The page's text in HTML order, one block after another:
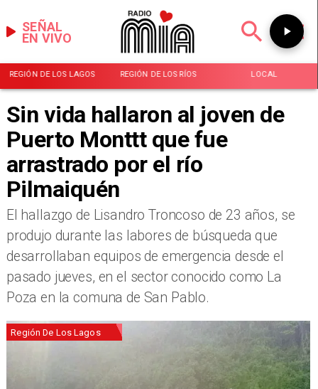
EN VIVO
SEÑAL
REGIÓN DE LOS LAGOS REGIÓN DE LOS RÍOS LOCAL
Sin vida hallaron al joven de
Puerto Monttt que fue
arrastrado por el río
Pilmaiquén
El hallazgo de Lisandro Troncoso de 23 años, se
produjo durante las labores de búsqueda que
desarrollaban equipos de emergencia desde el
pasado jueves, en el sector conocido como La
Poza en la comuna de San Pablo.
Región De Los Lagos